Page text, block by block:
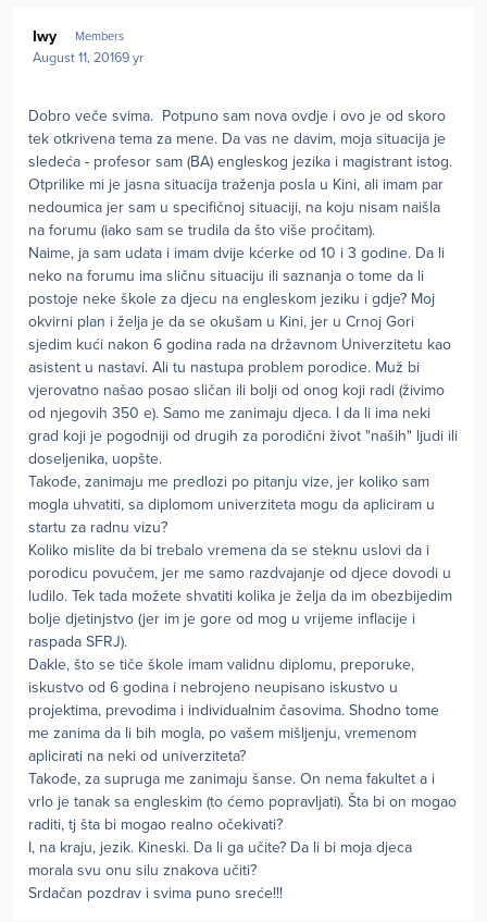
Iwy Members
August 11, 20169 yr
Dobro veče svima. Potpuno sam nova ovdje i ovo je od skoro
tek otkrivena tema za mene. Da vas ne davim, moja situacija je
sledeća - profesor sam (BA) engleskog jezika i magistrant istog.
Otprilike mi je jasna situacija traženja posla u Kini, ali imam par
nedoumica jer sam u specifičnoj situaciji, na koju nisam naišla
na forumu (iako sam se trudila da što više pročitam).
Naime, ja sam udata i imam dvije kćerke od 10 i 3 godine. Da li
neko na forumu ima sličnu situaciju ili saznanja o tome da li
postoje neke škole za djecu na engleskom jeziku i gdje? Moj
okvirni plan i želja je da se okušam u Kini, jer u Crnoj Gori
sjedim kući nakon 6 godina rada na državnom Univerzitetu kao
asistent u nastavi. Ali tu nastupa problem porodice. Muž bi
vjerovatno našao posao sličan ili bolji od onog koji radi (živimo
od njegovih 350 e). Samo me zanimaju djeca. I da li ima neki
grad koji je pogodniji od drugih za porodični život "naših" ljudi ili
doseljenika, uopšte.
Takođe, zanimaju me predlozi po pitanju vize, jer koliko sam
mogla uhvatiti, sa diplomom univerziteta mogu da apliciram u
startu za radnu vizu?
Koliko mislite da bi trebalo vremena da se steknu uslovi da i
porodicu povučem, jer me samo razdvajanje od djece dovodi u
ludilo. Tek tada možete shvatiti kolika je želja da im obezbijedim
bolje djetinjstvo (jer im je gore od mog u vrijeme inflacije i
raspada SFRJ).
Dakle, što se tiče škole imam validnu diplomu, preporuke,
iskustvo od 6 godina i nebrojeno neupisano iskustvo u
projektima, prevodima i individualnim časovima. Shodno tome
me zanima da li bih mogla, po vašem mišljenju, vremenom
aplicirati na neki od univerziteta?
Takođe, za supruga me zanimaju šanse. On nema fakultet a i
vrlo je tanak sa engleskim (to ćemo popravljati). Šta bi on mogao
raditi, tj šta bi mogao realno očekivati?
I, na kraju, jezik. Kineski. Da li ga učite? Da li bi moja djeca
morala svu onu silu znakova učiti?
Srdačan pozdrav i svima puno sreće!!!